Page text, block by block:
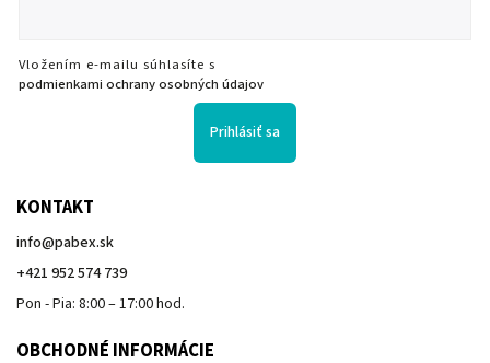
Vložením e-mailu súhlasíte s
podmienkami ochrany osobných údajov
Prihlásiť sa
KONTAKT
info@pabex.sk
+421 952 574 739
Pon - Pia: 8:00 – 17:00 hod.
OBCHODNÉ INFORMÁCIE